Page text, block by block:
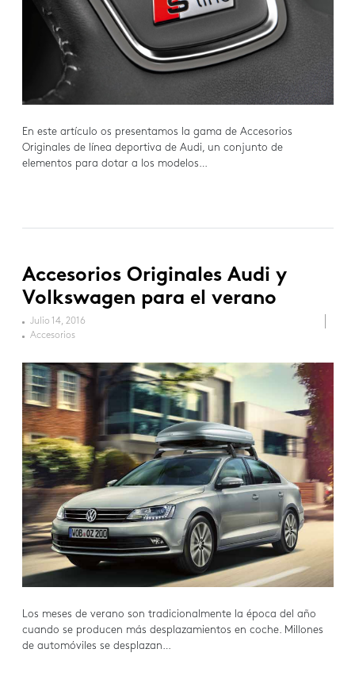
En este artículo os presentamos la gama de Accesorios
Originales de línea deportiva de Audi, un conjunto de
elementos para dotar a los modelos…
Accesorios Originales Audi y
Volkswagen para el verano
Julio 14, 2016
Accesorios
Los meses de verano son tradicionalmente la época del año
cuando se producen más desplazamientos en coche. Millones
de automóviles se desplazan…